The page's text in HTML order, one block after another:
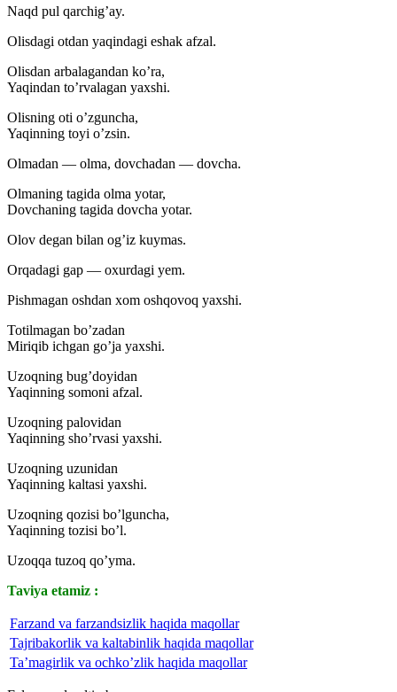
Naqd pul qarchig’ay.
Olisdagi otdan yaqindagi eshak afzal.
Olisdan arbalagandan ko’ra,
Yaqindan to’rvalagan yaxshi.
Olisning oti o’zguncha,
Yaqinning toyi o’zsin.
Olmadan — olma, dovchadan — dovcha.
Olmaning tagida olma yotar,
Dovchaning tagida dovcha yotar.
Olov degan bilan og’iz kuymas.
Orqadagi gap — oxurdagi yem.
Pishmagan oshdan xom oshqovoq yaxshi.
Totilmagan bo’zadan
Miriqib ichgan go’ja yaxshi.
Uzoqning bug’doyidan
Yaqinning somoni afzal.
Uzoqning palovidan
Yaqinning sho’rvasi yaxshi.
Uzoqning uzunidan
Yaqinning kaltasi yaxshi.
Uzoqning qozisi bo’lguncha,
Yaqinning tozisi bo’l.
Uzoqqa tuzoq qo’yma.
Taviya etamiz :
Farzand va farzandsizlik haqida maqollar
Tajribakorlik va kaltabinlik haqida maqollar
Ta’magirlik va ochko’zlik haqida maqollar